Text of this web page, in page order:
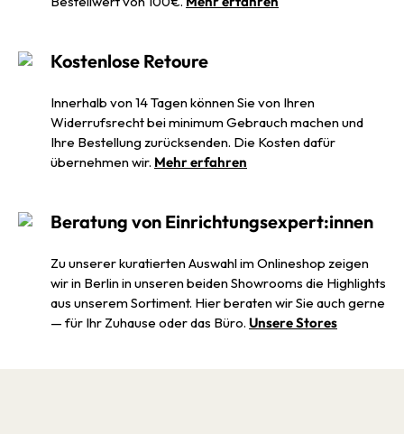
Kostenlose Retoure
Innerhalb von 14 Tagen können Sie von Ihren
Widerrufsrecht bei minimum Gebrauch machen und
Ihre Bestellung zurücksenden. Die Kosten dafür
übernehmen wir. Mehr erfahren
Beratung von Einrichtungsexpert:innen
Zu unserer kuratierten Auswahl im Onlineshop zeigen
wir in Berlin in unseren beiden Showrooms die Highlights
aus unserem Sortiment. Hier beraten wir Sie auch gerne
— für Ihr Zuhause oder das Büro. Unsere Stores